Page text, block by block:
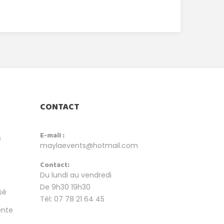
CONTACT
E-mail :
maylaevents@hotmail.com
Contact:
Du lundi au vendredi
De 9h30 19h30
Tél: 07 78 21 64 45